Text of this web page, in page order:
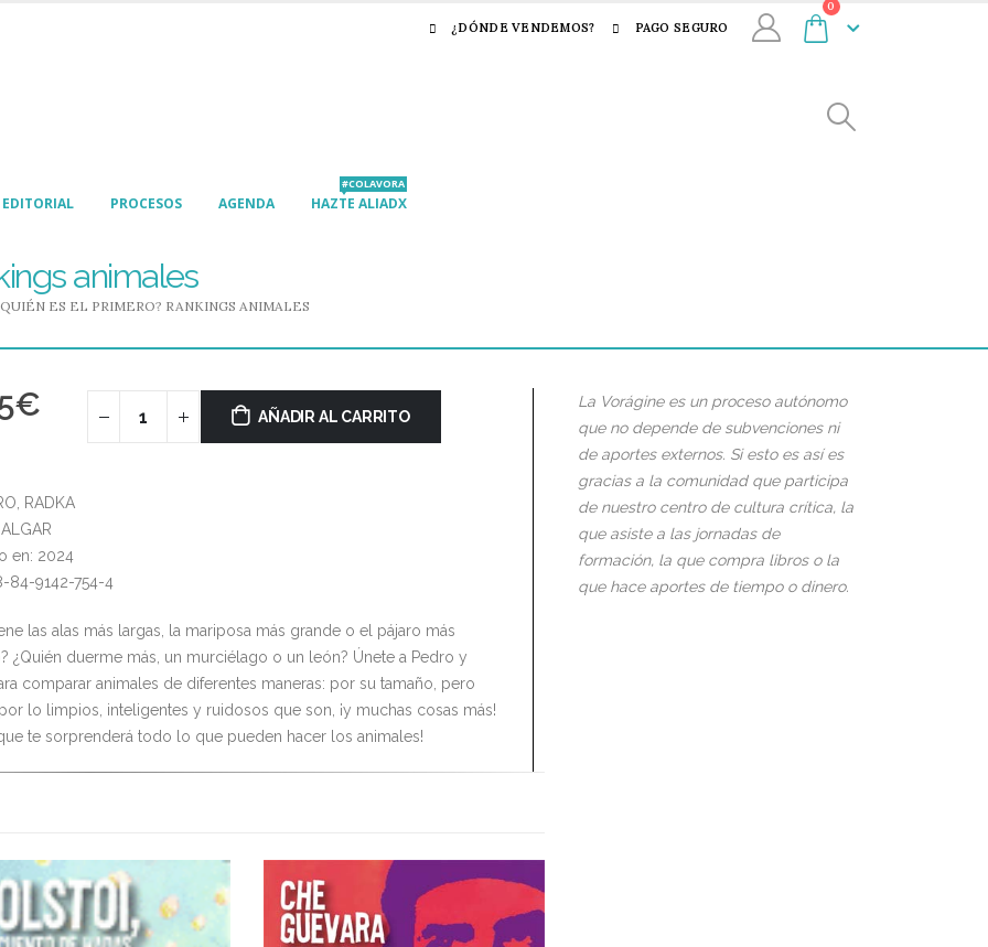
¿DÓNDE VENDEMOS? PAGO SEGURO
0
EDITORIAL PROCESOS AGENDA HAZTE ALIADX
#COLAVORA
animales
ES EL PRIMERO? RANKINGS ANIMALES
€ AÑADIR AL CARRITO
RADKA
en: 2024
84-9142-754-4
las alas más largas, la mariposa más grande o el pájaro más
¿Quién duerme más, un murciélago o un león? Únete a Pedro y
comparar animales de diferentes maneras: por su tamaño, pero
lo limpios, inteligentes y ruidosos que son, ¡y muchas cosas más!
te sorprenderá todo lo que pueden hacer los animales!
La Vorágine es un proceso autónomo
que no depende de subvenciones ni
de aportes externos. Si esto es así es
gracias a la comunidad que participa
de nuestro centro de cultura crítica, la
que asiste a las jornadas de
formación, la que compra libros o la
que hace aportes de tiempo o dinero.